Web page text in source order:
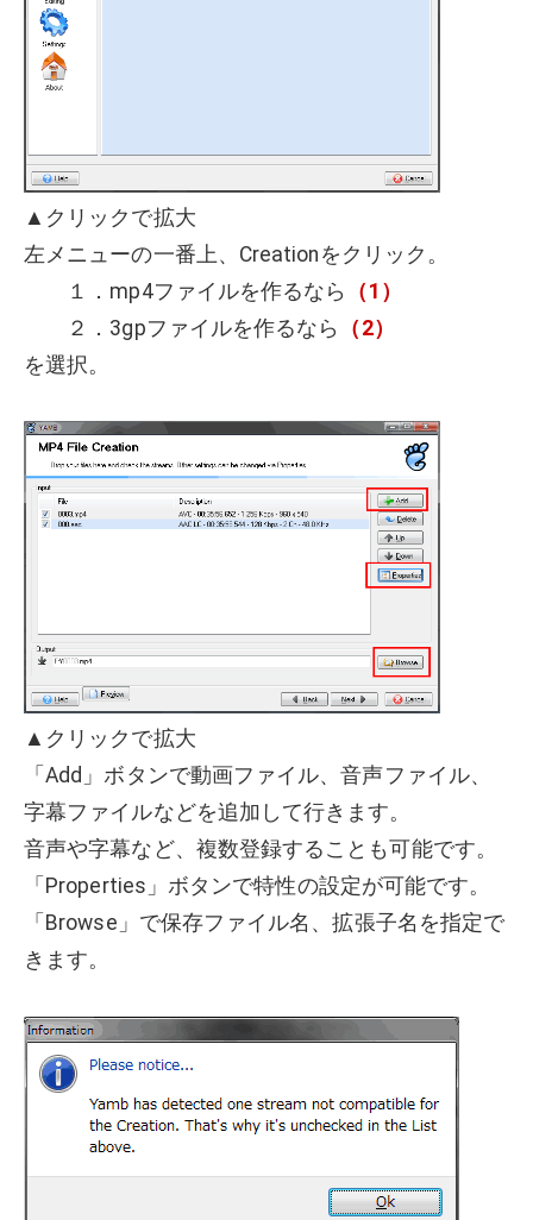
▲クリックで拡大
左メニューの一番上、Creationをクリック。
１．mp4ファイルを作るなら
（1）
２．3gpファイルを作るなら
（2）
を選択。
▲クリックで拡大
「Add」ボタンで動画ファイル、音声ファイル、
字幕ファイルなどを追加して行きます。
音声や字幕など、複数登録することも可能です。
「Properties」ボタンで特性の設定が可能です。
「Browse」で保存ファイル名、拡張子名を指定で
きます。